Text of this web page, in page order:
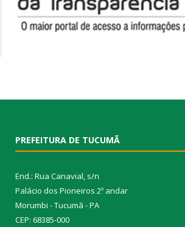
PREFEITURA DE TUCUMÃ
End.: Rua Canavial, s/n
Palácio dos Pioneiros 2º andar
Morumbi - Tucumã - PA
CEP: 68385-000